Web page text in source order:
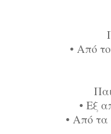
• Από
• Εξ
• Από τα